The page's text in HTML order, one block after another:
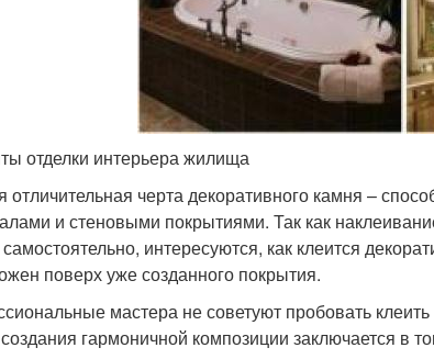
отделки интерьера жилища
отличительная черта декоративного камня –
и стеновыми покрытиями. Так как
интересуются, как клеится
поверх уже созданного покрытия.
мастера не советуют пробовать
гармоничной композиции заключается в